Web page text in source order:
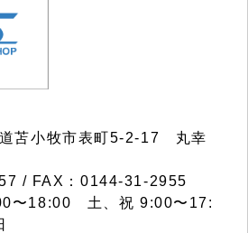
苫小牧市表町5-2-17 丸幸
/ FAX：0144-31-2955
〜18:00 土、祝 9:00〜17: